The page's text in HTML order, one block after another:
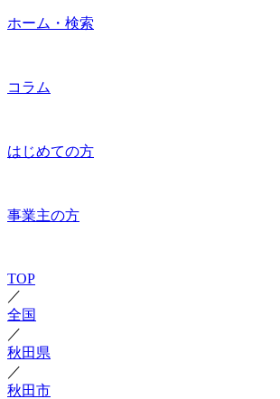
ホーム・検索
コラム
はじめての方
事業主の方
TOP
／
全国
／
秋田県
／
秋田市